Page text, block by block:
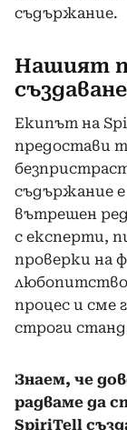
съдържание.
Нашият
Екипът на
предостави
съдържание
вътрешен
с експерти,
проверки на
процес и сме
строги
Знаем, че
радваме да
SpiriTell